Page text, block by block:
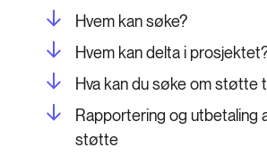
Hvem kan søke?
Hvem kan delta i
Hva kan du søke om støtte
Rapportering og utbetaling
støtte